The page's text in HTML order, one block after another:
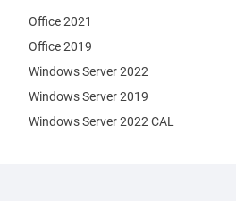
Office 2021
Office 2019
Windows Server 2022
Windows Server 2019
Windows Server 2022 CAL